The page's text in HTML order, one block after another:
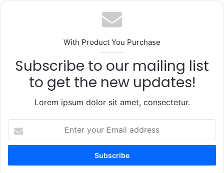
With Product You Purchase
Subscribe to our mailing list
to get the new updates!
Lorem ipsum dolor sit amet, consectetur.
your
Email